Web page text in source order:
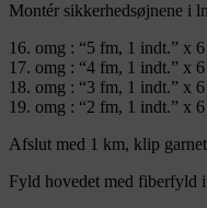
Montér sikkerhedsøjnene i
16. omg : “5 fm, 1 indt.” x
17. omg : “4 fm, 1 indt.” x
18. omg : “3 fm, 1 indt.” x
19. omg : “2 fm, 1 indt.” x
Afslut med 1 km, klip
Fyld hovedet med fiberfyld